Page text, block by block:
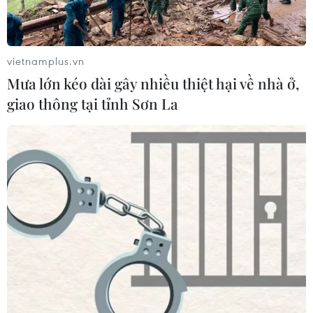
hoạch chấm dứt bảo vệ công dân
Somalia
02/08/2026 06:59
Toàn cảnh thế giới: Israel
02/08/2026 04:00
Xem thêm
vietnamplus.vn
Mưa lớn kéo dài gây nhiều thiệt hại về nhà ở,
giao thông tại tỉnh Sơn La